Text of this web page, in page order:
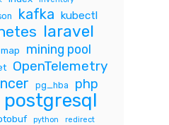
kafka kubectl
laravel
map mining pool
OpenTelemetry
pg_hba php
postgresql
python redirect